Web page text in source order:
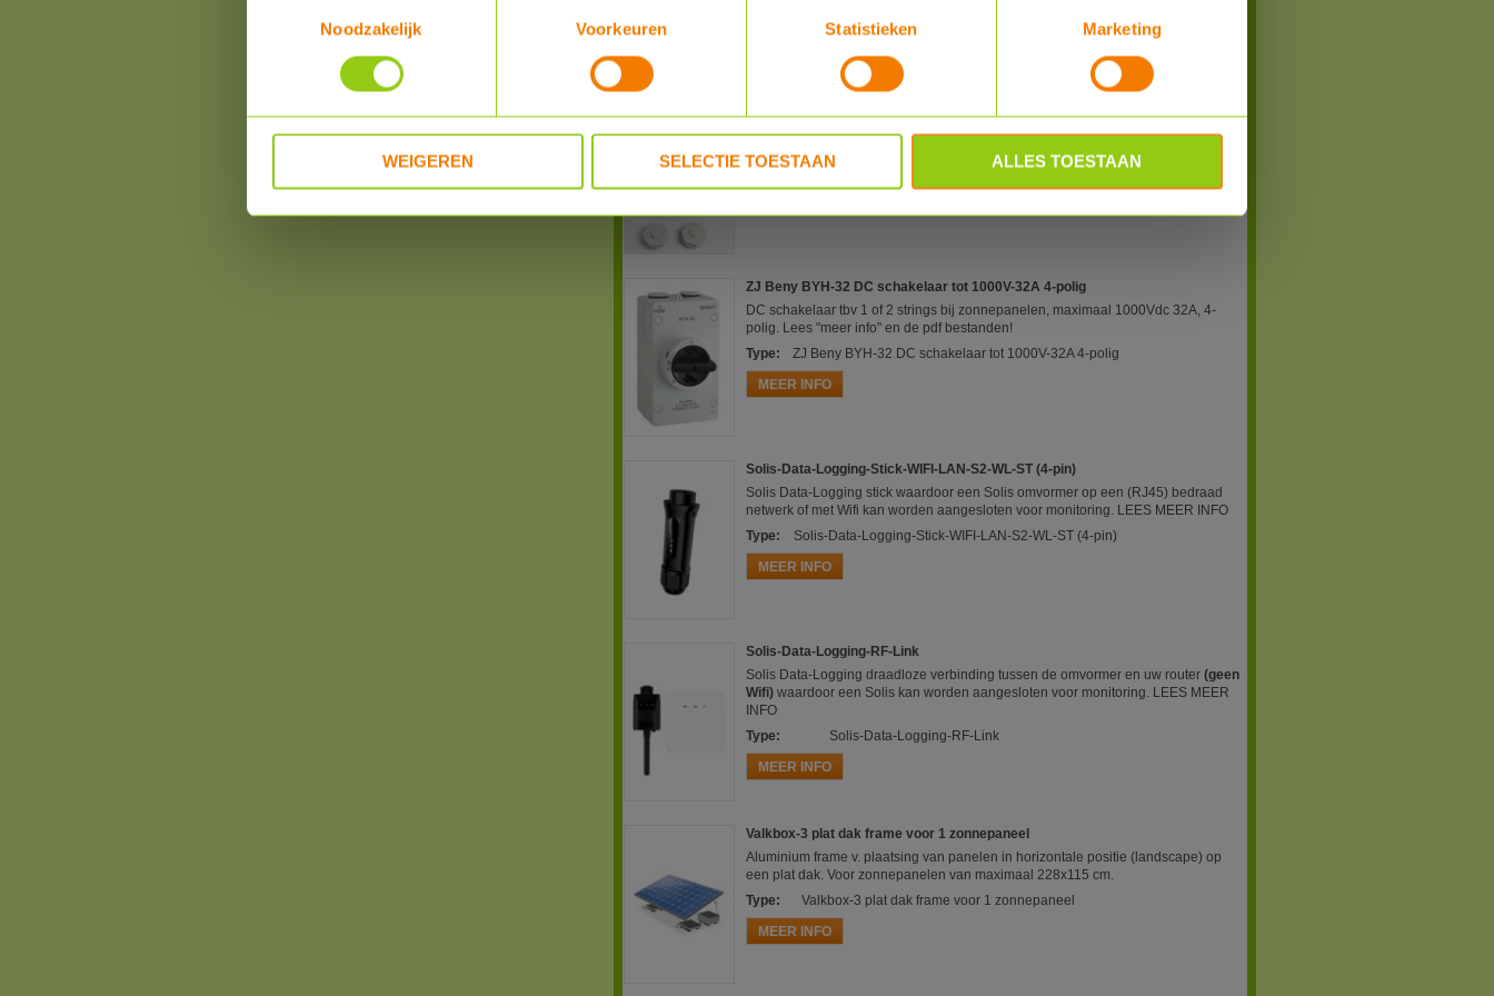
Noodzakelijk
Voorkeuren Statistieken Marketing
WEIGEREN SELECTIE TOESTAAN ALLES TOESTAAN
Totaal € 2379, - € 600.00
Type:
ABB Werkschakelaar 1-fase 2-polig 25A
ZJ Beny BYH-32 DC schakelaar tot 1000V-32A 4-polig
DC schakelaar tbv 1 of 2 strings bij zonnepanelen, maximaal 1000Vdc 32A, 4-
polig. Lees "meer info" en de pdf bestanden!
Type:
ZJ Beny BYH-32 DC schakelaar tot 1000V-32A 4-polig
MEER INFO
Solis-Data-Logging-Stick-WIFI-LAN-S2-WL-ST (4-pin)
Solis Data-Logging stick waardoor een Solis omvormer op een (RJ45) bedraad
netwerk of met Wifi kan worden aangesloten voor monitoring. LEES MEER INFO
Type:
Solis-Data-Logging-Stick-WIFI-LAN-S2-WL-ST (4-pin)
MEER INFO
Solis-Data-Logging-RF-Link
Solis Data-Logging draadloze verbinding tussen de omvormer en uw router (geen
Wifi) waardoor een Solis kan worden aangesloten voor monitoring. LEES MEER
INFO
Type:
Solis-Data-Logging-RF-Link
MEER INFO
Valkbox-3 plat dak frame voor 1 zonnepaneel
Aluminium frame v. plaatsing van panelen in horizontale positie (landscape) op
een plat dak. Voor zonnepanelen van maximaal 228x115 cm.
Type:
Valkbox-3 plat dak frame voor 1 zonnepaneel
MEER INFO